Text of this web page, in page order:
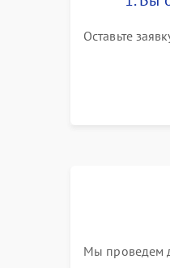
Оставьте
Мы проведем